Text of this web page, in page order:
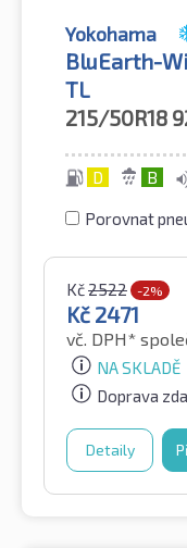
Yokohama
BluEarth-
TL
215/50R18
D B
Porovnat
Kč2522 -2%
Kč 2471
vč. DPH*
NA SKLADĚ
Doprava
Detaily